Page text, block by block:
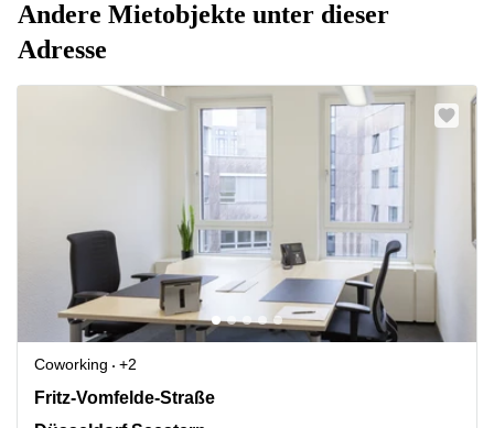
Andere Mietobjekte unter dieser
Adresse
Coworking
+2
Fritz-Vomfelde-Str. 34, Düsseldorf Seestern
Fritz-Vomfelde-Straße